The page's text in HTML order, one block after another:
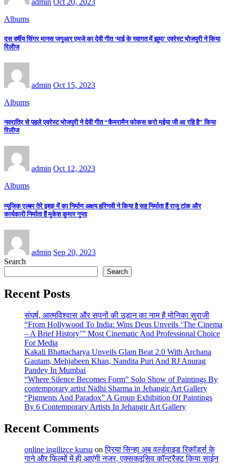
Albums
दस वर्षीय सिंगर मानस जगुआर एमजे का देवी गीत ‘माई के स्वागत में झूमा’ एवरेस्ट भोजपुरी ने किया
रिलीज
admin Oct 15, 2023
Albums
नवरात्रि से पहले एवरेस्ट भोजपुरी ने देवी गीत “कैमरामैन फोकस करो मईया जी आ रहि है” किया
रिलीज
admin Oct 12, 2023
Albums
म्यूजिक एल्बम तेरे इश्क़ में का निर्माण अक्षय हरिणवी ने किया है सह निर्माता हैं राजु टांक और
कार्यकारी निर्माता हैं मुकेश कुमार गुप्ता
admin Sep 20, 2023
Search
Search
Recent Posts
संघर्ष, आत्मविश्वास और सपनों की उड़ान का नाम है मोनिका सुराजी
“From Hollywood To India: Wins Deus Unveils ‘The Cinema
– A Brief History’” Most Cinematic And Professional Choice
For Media
Kakali Bhattacharya Unveils Glam Beat 2.0 With Archana
Gautam, Mehjabeen Khan, Nandita Puri And RJ Anurag
Pandey In Mumbai
“Where Silence Becomes Form” Solo Show of Paintings By
contemporary artist Nidhi Sharma in Jehangir Art Gallery
“Pigments And Paradox” A Group Exhibition Of Paintings
By 6 Contemporary Artists In Jehangir Art Gallery
Recent Comments
online ingilizce kursu onप्रिया सिन्हा अब वर्ल्डवाइड रिकॉर्ड्स के
गाने और फिल्मों में ही आएंगी नजर, एक्सक्लूसिव कॉन्ट्रैक्ट किया साईन